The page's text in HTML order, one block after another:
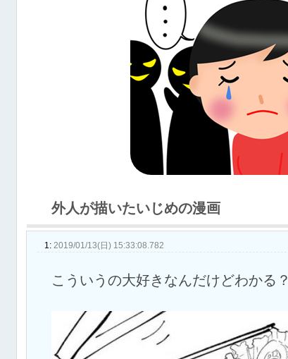
外人が描いたいじめの漫画
1: 2019/01/13(日) 15:33:08.782
こういうの大好きなんだけどわかる？